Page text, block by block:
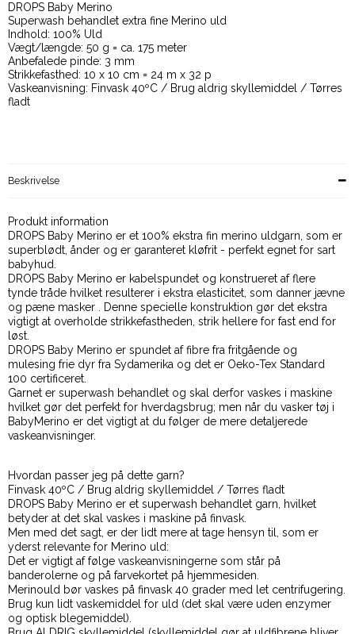
DROPS Baby Merino
Superwash behandlet extra fine Merino uld
Indhold: 100% Uld
Vægt/længde: 50 g = ca. 175 meter
Anbefalede pinde: 3 mm
Strikkefasthed: 10 x 10 cm = 24 m x 32 p
Vaskeanvisning: Finvask 40ºC / Brug aldrig skyllemiddel / Tørres
fladt
Beskrivelse
Produkt information
DROPS Baby Merino er et 100% ekstra fin merino uldgarn, som er
superblødt, ånder og er garanteret kløfrit - perfekt egnet for sart
babyhud.
DROPS Baby Merino er kabelspundet og konstrueret af flere
tynde tråde hvilket resulterer i ekstra elasticitet, som danner jævne
og pæne masker . Denne specielle konstruktion gør det ekstra
vigtigt at overholde strikkefastheden, strik hellere for fast end for
løst.
DROPS Baby Merino er spundet af fibre fra fritgående og
mulesing frie dyr fra Sydamerika og det er Oeko-Tex Standard
100 certificeret.
Garnet er superwash behandlet og skal derfor vaskes i maskine
hvilket gør det perfekt for hverdagsbrug; men når du vasker tøj i
BabyMerino er det vigtigt at du følger de mere detaljerede
vaskeanvisninger.
Hvordan passer jeg på dette garn?
Finvask 40ºC / Brug aldrig skyllemiddel / Tørres fladt
DROPS Baby Merino er et superwash behandlet garn, hvilket
betyder at det skal vaskes i maskine på finvask.
Men med det sagt, er der lidt mere at tage hensyn til, som er
yderst relevante for Merino uld:
Det er vigtigt af følge vaskeanvisningerne som står på
banderolerne og på farvekortet på hjemmesiden.
Merinould bør vaskes på finvask 40 grader med let centrifugering.
Brug kun lidt vaskemiddel for uld (det skal være uden enzymer
og optisk blegemiddel).